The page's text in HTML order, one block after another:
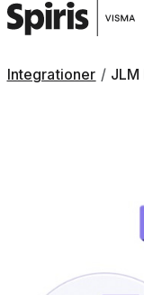
Integrationer